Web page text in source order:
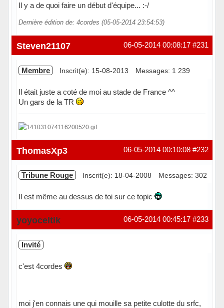
Il y a de quoi faire un début d'équipe... :-/
Dernière édition de: 4cordes (05-05-2014 23:54:53)
Hors ligne #231
06-05-2014 00:08:17
Steven21107
Membre Inscrit(e): 15-08-2013 Messages: 1 239
Il était juste a coté de moi au stade de France ^^
Un gars de la TR
Hors ligne #232
06-05-2014 00:10:08
ThomasXp3
Tribune Rouge Inscrit(e): 18-04-2008 Messages: 302
Il est même au dessus de toi sur ce topic
Hors ligne #233
06-05-2014 00:45:17
yoyoceltik
Invité
c'est 4cordes
moi j'en connais une qui mouille sa petite culotte du srfc,